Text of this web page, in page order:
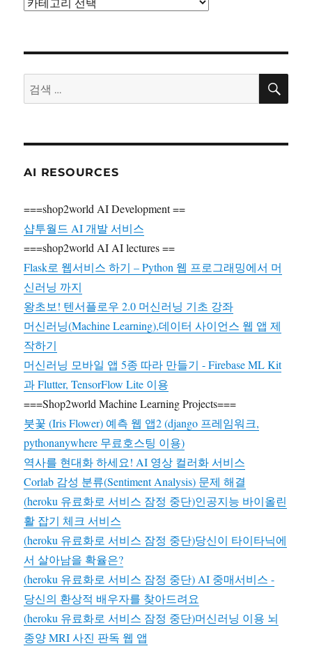
검
색:
검
AI RESOURCES
===shop2world AI Development ==
샵투월드 AI 개발 서비스
===shop2world AI AI lectures ==
Flask로 웹서비스 하기 – Python 웹 프로그래밍에서 머
신러닝 까지
왕초보! 텐서플로우 2.0 머신러닝 기초 강좌
머신러닝(Machine Learning),데이터 사이언스 웹 앱 제
작하기
머신러닝 모바일 앱 5종 따라 만들기 - Firebase ML Kit
과 Flutter, TensorFlow Lite 이용
===Shop2world Machine Learning Projects===
붓꽃 (Iris Flower) 예측 웹 앱2 (django 프레임워크,
pythonanywhere 무료호스팅 이용)
역사를 현대화 하세요! AI 영상 컬러화 서비스
Corlab 감성 분류(Sentiment Analysis) 문제 해결
(heroku 유료화로 서비스 잠정 중단)인공지능 바이올린
활 잡기 체크 서비스
(heroku 유료화로 서비스 잠정 중단)당신이 타이타닉에
서 살아남을 확율은?
(heroku 유료화로 서비스 잠정 중단) AI 중매서비스 -
당신의 환상적 배우자를 찾아드려요
(heroku 유료화로 서비스 잠정 중단)머신러닝 이용 뇌
종양 MRI 사진 판독 웹 앱